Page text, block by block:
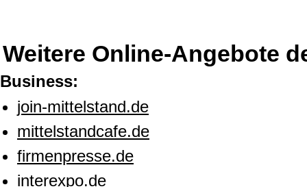
Weitere Online-Angebote
Business:
join-mittelstand.de
mittelstandcafe.de
firmenpresse.de
interexpo.de